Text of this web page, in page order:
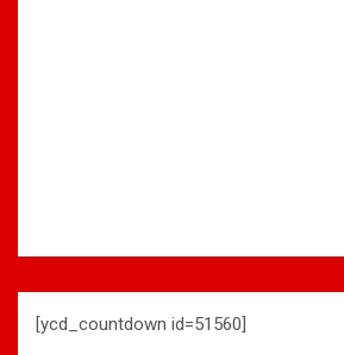
[ycd_countdown id=51560]